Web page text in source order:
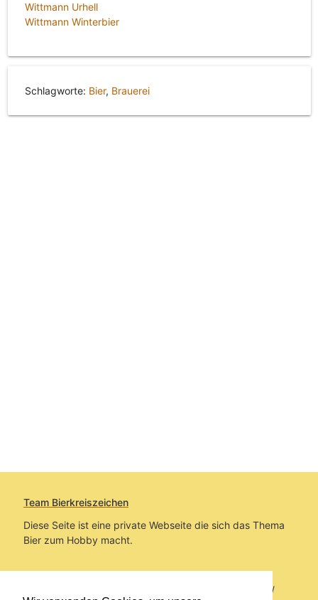
Wittmann Urhell
Wittmann Winterbier
Schlagworte: Bier, Brauerei
Team Bierkreiszeichen
Diese Seite ist eine private Webseite die sich das Thema
Bier zum Hobby macht.
Sie befinden sich auf https://www.bierkreiszeichen.at/